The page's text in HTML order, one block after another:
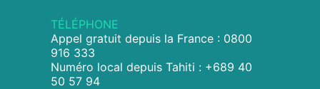
TÉLÉPHONE
Appel gratuit depuis la France : 0800
916 333
Numéro local depuis Tahiti : +689 40
50 57 94